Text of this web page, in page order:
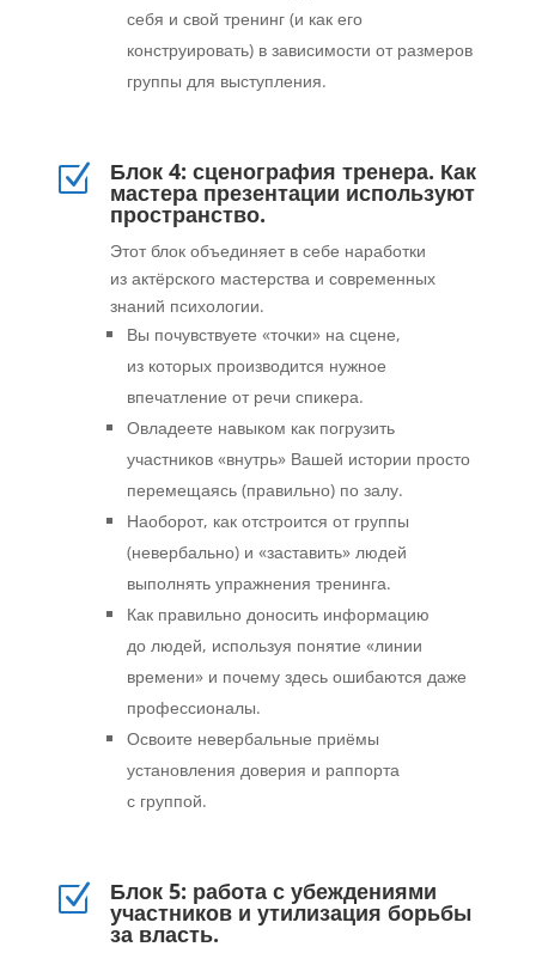
себя и свой тренинг (и как его
конструировать) в зависимости от размеров
группы для выступления.
Z Блок 4: сценография тренера. Как
мастера презентации используют
пространство.
Этот блок объединяет в себе наработки
из актёрского мастерства и современных
знаний психологии.
Вы почувствуете «точки» на сцене,
из которых производится нужное
впечатление от речи спикера.
Овладеете навыком как погрузить
участников «внутрь» Вашей истории просто
перемещаясь (правильно) по залу.
Наоборот, как отстроится от группы
(невербально) и «заставить» людей
выполнять упражнения тренинга.
Как правильно доносить информацию
до людей, используя понятие «линии
времени» и почему здесь ошибаются даже
профессионалы.
Освоите невербальные приёмы
установления доверия и раппорта
с группой.
Z Блок 5: работа с убеждениями
участников и утилизация борьбы
за власть.